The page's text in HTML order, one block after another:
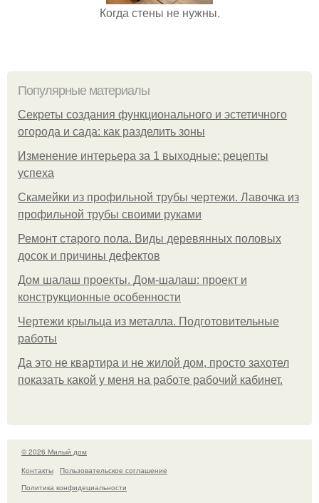
Когда стены не нужны.
Популярные материалы
Секреты создания функционального и эстетичного
огорода и сада: как разделить зоны
Изменение интерьера за 1 выходные: рецепты
успеха
Скамейки из профильной трубы чертежи. Лавочка из
профильной трубы своими руками
Ремонт старого пола. Виды деревянных половых
досок и причины дефектов
Дом шалаш проекты. Дом-шалаш: проект и
конструкционные особенности
Чертежи крыльца из металла. Подготовительные
работы
Да это не квартира и не жилой дом, просто захотел
показать какой у меня на работе рабочий кабинет.
© 2026 Милый дом
Контакты
Пользовательское соглашение
Политика конфидециальности